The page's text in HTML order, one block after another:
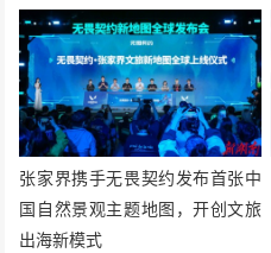
张家界携手无畏契约发布首张中
国自然景观主题地图，开创文旅
出海新模式